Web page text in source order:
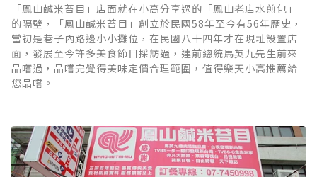
「鳳山鹹米苔目」店面就在小高分享過的「鳳山老店水煎包」
的隔壁，「鳳山鹹米苔目」創立於民國58年至今有56年歷史，
當初是巷子內路邊小小攤位，在民國八十四年才在現址設置店
面，發展至今許多美食節目採訪過，連前總統馬英九先生前來
品嚐過，品嚐完覺得美味定價合理範圍，值得樂天小高推薦給
您品嚐。